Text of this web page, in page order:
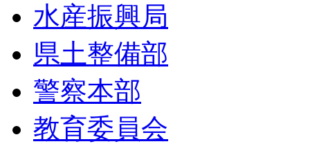
水産振興局
県土整備部
警察本部
教育委員会